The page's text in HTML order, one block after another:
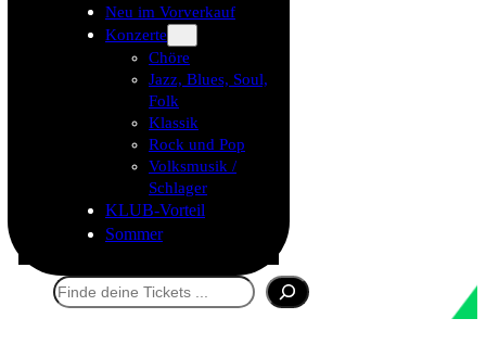
Neu im Vorverkauf
Konzerte
Chöre
Jazz, Blues, Soul,
Folk
Klassik
Rock und Pop
Volksmusik /
Schlager
KLUB-Vorteil
Sommer
Suchen